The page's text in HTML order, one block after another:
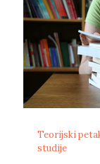
Teorijski
studije